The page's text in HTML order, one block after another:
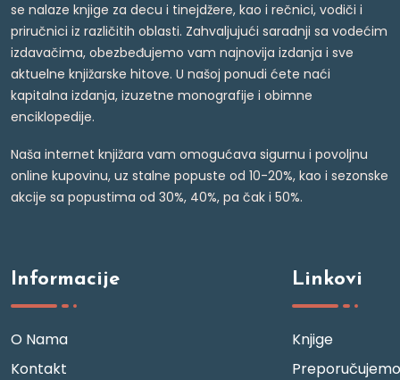
se nalaze knjige za decu i tinejdžere, kao i rečnici, vodiči i
priručnici iz različitih oblasti. Zahvaljujući saradnji sa vodećim
izdavačima, obezbeđujemo vam najnovija izdanja i sve
aktuelne knjižarske hitove. U našoj ponudi ćete naći
kapitalna izdanja, izuzetne monografije i obimne
enciklopedije.
Naša internet knjižara vam omogućava sigurnu i povoljnu
online kupovinu, uz stalne popuste od 10-20%, kao i sezonske
akcije sa popustima od 30%, 40%, pa čak i 50%.
Informacije
O Nama
Kontakt
Linkovi
Knjige
Preporučujemo